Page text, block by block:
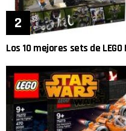
Los 10 mejores sets de